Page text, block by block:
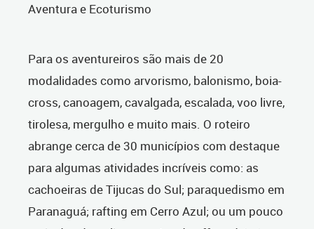
Aventura e Ecoturismo
Para os aventureiros são mais de 20
modalidades como arvorismo, balonismo, boia-
cross, canoagem, cavalgada, escalada, voo livre,
tirolesa, mergulho e muito mais. O roteiro
abrange cerca de 30 municípios com destaque
para algumas atividades incríveis como: as
cachoeiras de Tijucas do Sul; paraquedismo em
Paranaguá; rafting em Cerro Azul; ou um pouco